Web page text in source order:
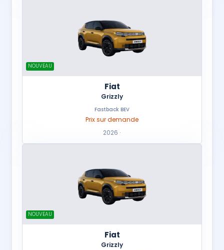
NOUVEAU
Fiat
Grizzly
Fastback BEV
Prix sur demande
2026 ·
NOUVEAU
Fiat
Grizzly